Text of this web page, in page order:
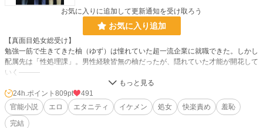
お気に入りに追加して更新通知を受け取ろう
お気に入り追加
【真面目処女総受け】
勉強一筋で生きてきた柚（ゆず）は憧れていた超一流企業に就職できた。しかし
配属先は「性処理課」。男性経験皆無の柚だったが、隠れていた才能が開花して
いく―――
※とにかくエロ重視です。何でもありの人向け。
※女の子が常に可哀想な目に合っています。終始暗め。
※表紙はむらかみき様に描いていただきました。
24h.ポイント 809pt
491
官能小説
エロ エタニティ イケメン 処女 快楽責め
羞恥
完結